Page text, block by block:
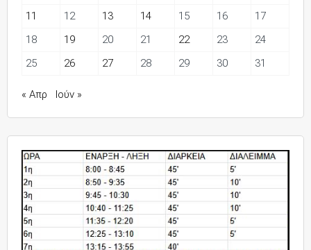
11
12 13 14 15 16
17
18
19 20 21 22 23
24
25
26 27 28 29 30 31
« Απρ Ιούν »